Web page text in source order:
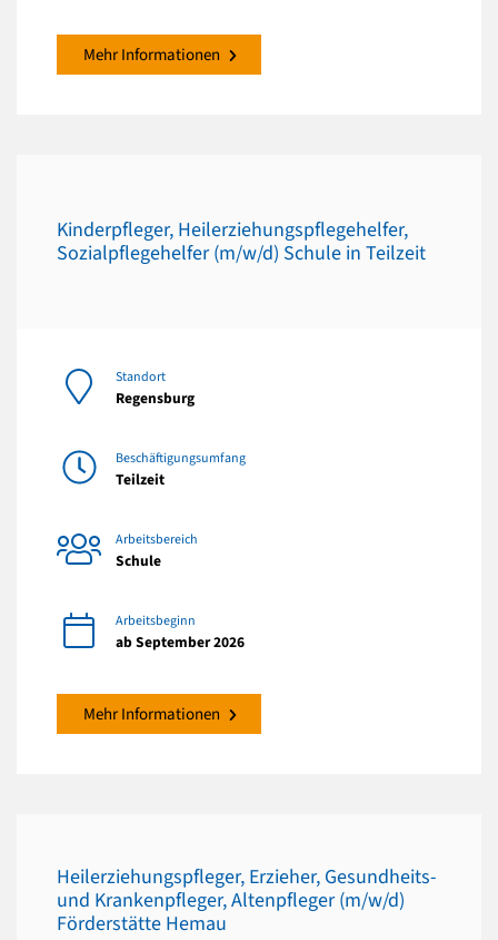
Mehr Informationen
Kinderpfleger, Heilerziehungspflegehelfer,
Sozialpflegehelfer (m/w/d) Schule in Teilzeit
Standort
Regensburg
Beschäftigungsumfang
Teilzeit
Arbeitsbereich
Schule
Arbeitsbeginn
ab September 2026
Mehr Informationen
Heilerziehungspfleger, Erzieher, Gesundheits-
und Krankenpfleger, Altenpfleger (m/w/d)
Förderstätte Hemau